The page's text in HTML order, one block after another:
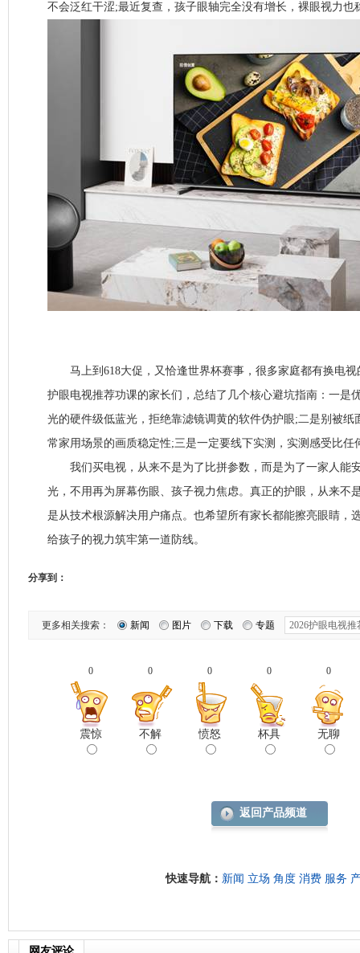
不会泛红干涩;最近复查，孩子眼轴完全没有增长，裸眼视力也
马上到618大促，又恰逢世界杯赛事，很多家庭都有换电视
护眼电视推荐功课的家长们，总结了几个核心避坑指南：一是
光的硬件级低蓝光，拒绝靠滤镜调黄的软件伪护眼;二是别被纸
常家用场景的画质稳定性;三是一定要线下实测，实测感受比任
我们买电视，从来不是为了比拼参数，而是为了一家人能
光，不用再为屏幕伤眼、孩子视力焦虑。真正的护眼，从来不
是从技术根源解决用户痛点。也希望所有家长都能擦亮眼睛，
给孩子的视力筑牢第一道防线。
分享到：
更多相关搜索： 新闻 图片 下载 专题
0
震惊
0
不解
0
愤怒
0
杯具
0
无聊
返回产品频道
快速导航： 新闻 立场 角度 消费 服务